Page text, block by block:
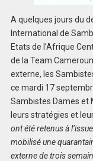
A quelques jours du
International de
Etats de l’Afrique
de la Team
externe, les
ce mardi 17
Sambistes Dames et
leurs stratégies et
ont été retenus à
mobilisé une
externe de trois